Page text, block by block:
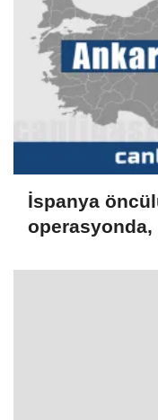
İspanya
operasyonda,